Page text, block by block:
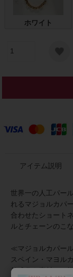
ホワイト
アイテム説明
世界一の人工パー
れるマジョルカパ
合わせたショート
ルとチェーンのこ
≪マジョルカパー
スペイン・マヨル
然成分を素材に、